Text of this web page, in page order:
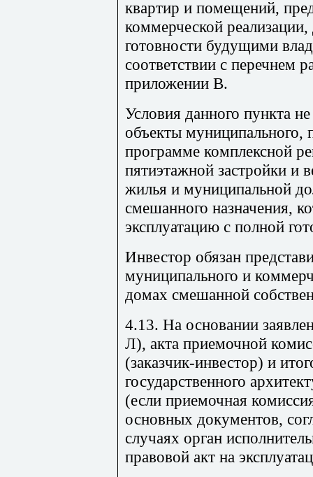
квартир и помещений,
коммерческой
готовности будущими
соответствии с перечнем
приложении В.
Условия данного пункта
объекты муниципального,
программе комплексной
пятиэтажной застройки и
жилья и муниципальной
смешанного назначения,
эксплуатацию с полной
Инвестор обязан
муниципального и
домах смешанной
4.13. На основании
Л), акта приемочной
(заказчик-инвестор) и
государственного
(если приемочная
основных документов,
случаях орган
правовой акт на